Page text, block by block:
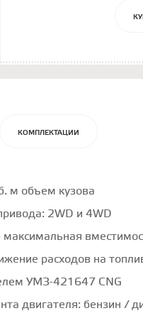
КОМПЛЕКТАЦИИ
м объем кузова
2WD и 4WD
максимальная
расходов на
УМЗ-421647 CNG
двигателя: бензин /